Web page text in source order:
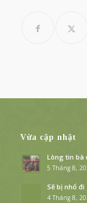
Vừa cập nhật
Lòng tin bà
5 Tháng 8,
Sẽ bị nhổ đi
4 Tháng 8,